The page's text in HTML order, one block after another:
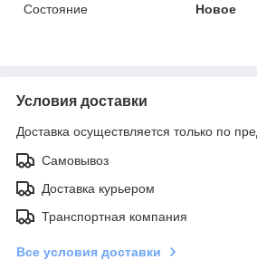
Состояние
Новое
Условия доставки
Доставка осуществляется только по
Самовывоз
Доставка курьером
Транспортная компания
Все условия доставки